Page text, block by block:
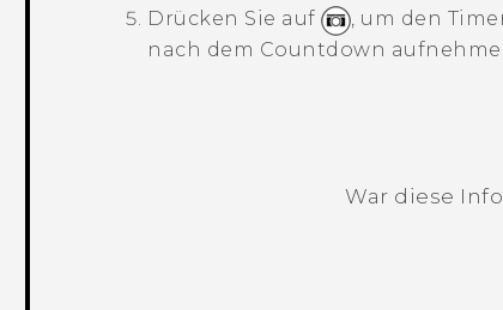
Drücken Sie auf
, um den
nach dem Countdown
War diese